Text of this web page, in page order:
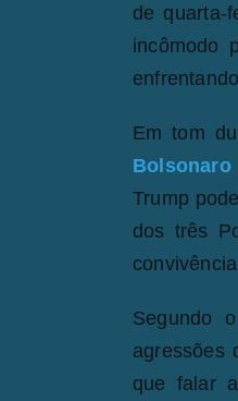
de quarta-
incômodo
Em tom
Bolsonaro
Trump
dos três
Segundo
agressões
que falar